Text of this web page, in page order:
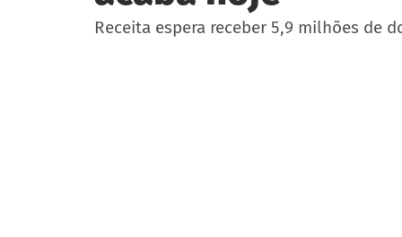
Receita espera receber 5,9 milhões de